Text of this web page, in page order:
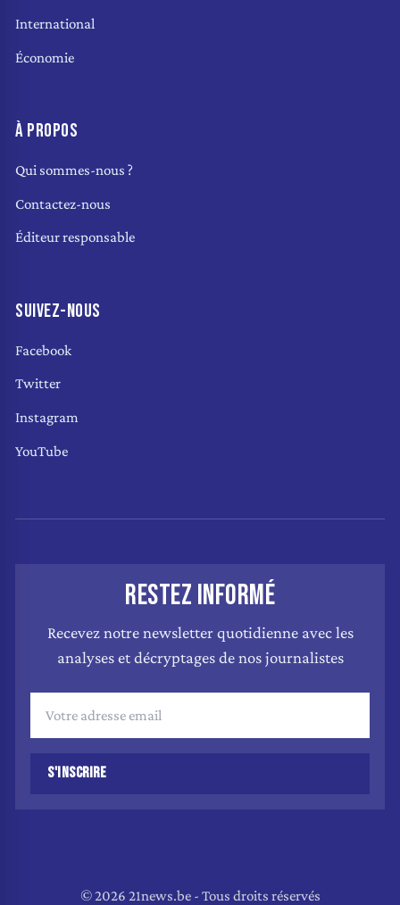
International
Économie
À PROPOS
Qui sommes-nous ?
Contactez-nous
Éditeur responsable
SUIVEZ-NOUS
Facebook
Twitter
Instagram
YouTube
RESTEZ INFORMÉ
Recevez notre newsletter quotidienne avec les
analyses et décryptages de nos journalistes
S'INSCRIRE
© 2026 21news.be - Tous droits réservés